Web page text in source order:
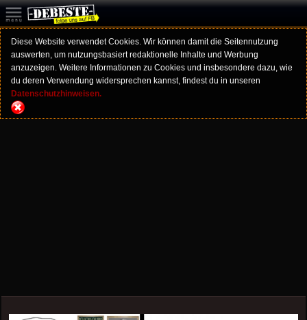
Diese Website verwendet Cookies. Wir können damit die Seitennutzung
auswerten, um nutzungsbasiert redaktionelle Inhalte und Werbung
anzuzeigen. Weitere Informationen zu Cookies und insbesondere dazu, wie
du deren Verwendung widersprechen kannst, findest du in unseren
Datenschutzhinweisen.